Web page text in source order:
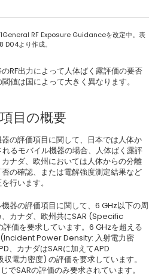
RF Exposure Guidanceを改定中。表
D04より作成。
RF出力によって人体ばく露評価の要否
値は国によって大きく異なります。
目の概要
の評価項目に関して、日本では人体か
るモバイル機器の場合、人体ばく露評
ナダ、欧州においては人体からの分離
の確認、または電解強度測定結果など
行います。
器の評価項目に関して、6 GHz以下の周
カナダ、欧州共にSAR (Specific
価を要求しています。6 GHzを超える
(Incident Power Density: 入射電力密
、カナダはSARに加えてAPD
力密度) の評価を要求しています。
でSARの評価のみ要求されています。